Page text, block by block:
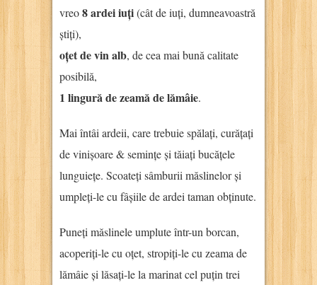
vreo8 ardei iuți(cât de iuți, dumneavoastră
știți),
oțet de vin alb, de cea mai bună calitate
posibilă,
1 lingură de zeamă de lămâie.
Mai întâi ardeii, care trebuie spălați, curățați
de vinișoare & semințe și tăiați bucățele
lunguiețe. Scoateți sâmburii măslinelor și
umpleți-le cu fâșiile de ardei taman obținute.
Puneți măslinele umplute într-un borcan,
acoperiți-le cu oțet, stropiți-le cu zeama de
lămâie și lăsați-le la marinat cel puțin trei